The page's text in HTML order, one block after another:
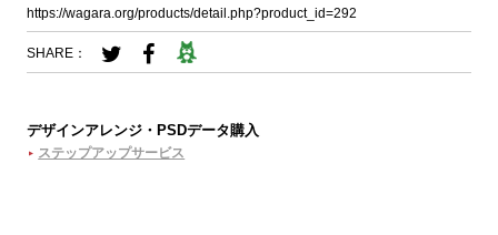
https://wagara.org/products/detail.php?product_id=292
SHARE：
デザインアレンジ・PSDデータ購入
ステップアップサービス